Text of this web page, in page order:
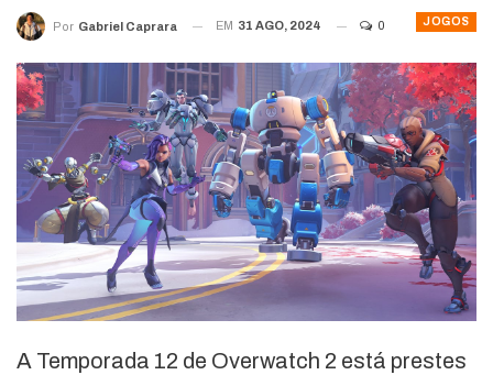
JOGOS
Por Gabriel Caprara EM 31 AGO, 2024 0
A Temporada 12 de Overwatch 2 está prestes